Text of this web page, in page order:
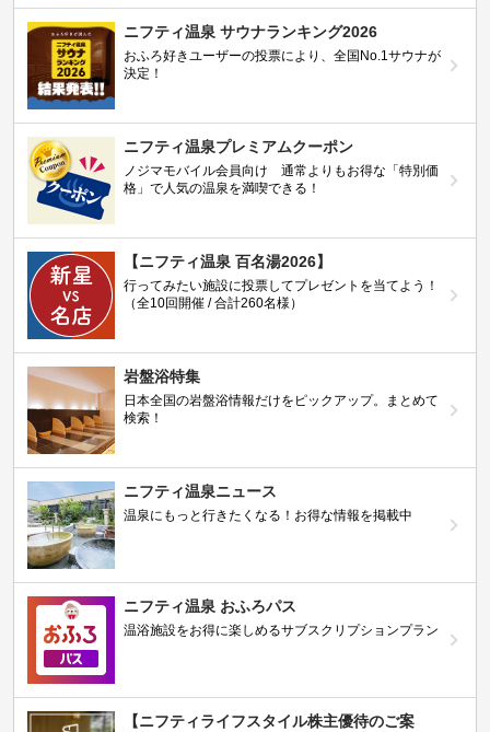
ニフティ温泉 サウナランキング2026
おふろ好きユーザーの投票により、全国No.1サウナが
決定！
ニフティ温泉プレミアムクーポン
ノジマモバイル会員向け 通常よりもお得な「特別価
格」で人気の温泉を満喫できる！
【ニフティ温泉 百名湯2026】
行ってみたい施設に投票してプレゼントを当てよう！
（全10回開催 / 合計260名様）
岩盤浴特集
日本全国の岩盤浴情報だけをピックアップ。まとめて
検索！
ニフティ温泉ニュース
温泉にもっと行きたくなる！お得な情報を掲載中
ニフティ温泉 おふろパス
温浴施設をお得に楽しめるサブスクリプションプラン
【ニフティライフスタイル株主優待のご案